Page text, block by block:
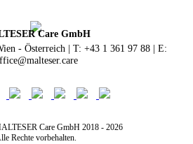
Care GmbH
- Österreich | T: +43 1 361 97 88 | E:
Care GmbH 2018 - 2026
Rechte vorbehalten.